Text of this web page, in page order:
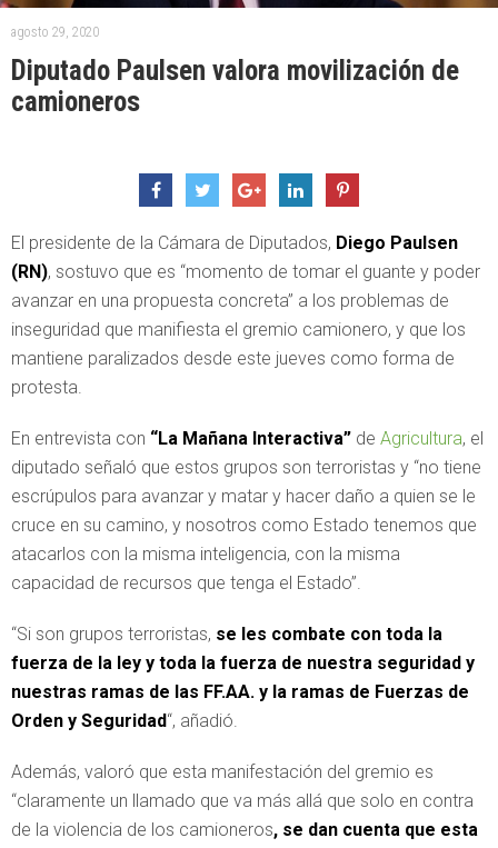
agosto 29, 2020
Diputado Paulsen valora movilización de
camioneros
El presidente de la Cámara de Diputados, Diego Paulsen
(RN), sostuvo que es “momento de tomar el guante y poder
avanzar en una propuesta concreta” a los problemas de
inseguridad que manifiesta el gremio camionero, y que los
mantiene paralizados desde este jueves como forma de
protesta.
En entrevista con “La Mañana Interactiva” de Agricultura, el
diputado señaló que estos grupos son terroristas y “no tiene
escrúpulos para avanzar y matar y hacer daño a quien se le
cruce en su camino, y nosotros como Estado tenemos que
atacarlos con la misma inteligencia, con la misma
capacidad de recursos que tenga el Estado”.
“Si son grupos terroristas, se les combate con toda la
fuerza de la ley y toda la fuerza de nuestra seguridad y
nuestras ramas de las FF.AA. y la ramas de Fuerzas de
Orden y Seguridad“, añadió.
Además, valoró que esta manifestación del gremio es
“claramente un llamado que va más allá que solo en contra
de la violencia de los camioneros, se dan cuenta que esta